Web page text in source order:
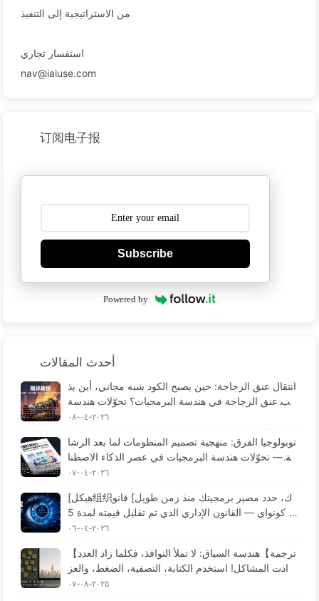
من الاستراتيجية إلى التنفيذ
استفسار تجاري
nav@iaiuse.com
订阅电子报
Subscribe
Powered by
أحدث المقالات
انتقال عنق الزجاجة: حين يصبح الكود شبه مجاني، أين يذ
هب عنق الزجاجة في هندسة البرمجيات؟ تحوّلات هندسة
البرمجيات في عصر الذكاء الاصطناعي (تعلّم الذكاء الاص
٢٠٢٦-٠٤-٠٨
توبولوجيا الفرق: منهجية تصميم المنظومات لما بعد الرشا
قة — تحوّلات هندسة البرمجيات في عصر الذكاء الاصطنا
٢٠٢٦-٠٤-٠٧
[هيكل组织ك، حدد مصير برمجيتك منذ زمن طويل] قانو
ن كونواي — القانون الإداري الذي تم تقليل قيمته لمدة 5
6 عامًا تحول هندسة البرمجيات في عصر الذكاء الاصطناع
٢٠٢٦-٠٤-٠٦
【ترجمة】هندسة السياق: لا تملأ النوافذ، فكلما زاد العدد
زادت المشاكل! استخدم الكتابة، التصفية، الضغط، والعز
ل، وكن حذرًا من التداخلات التي تخلق الارتباك - تعلم الذ
٢٠٢٥-٠٨-٠٧